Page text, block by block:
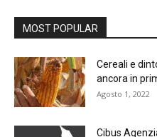
MOST POPULAR
Cereali e
ancora in
Agosto 1, 2022
Cibus